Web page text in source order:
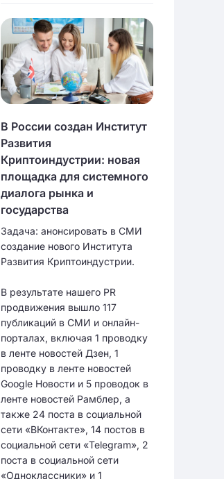
В России создан Институт
Развития
Криптоиндустрии: новая
площадка для системного
диалога рынка и
государства
Задача: анонсировать в СМИ
создание нового Института
Развития Криптоиндустрии.
В результате нашего PR
продвижения вышло 117
публикаций в СМИ и онлайн-
порталах, включая 1 проводку
в ленте новостей Дзен, 1
проводку в ленте новостей
Google Новости и 5 проводок в
ленте новостей Рамблер, а
также 24 поста в социальной
сети «ВКонтакте», 14 постов в
социальной сети «Telegram», 2
поста в социальной сети
«Одноклассники» и 1